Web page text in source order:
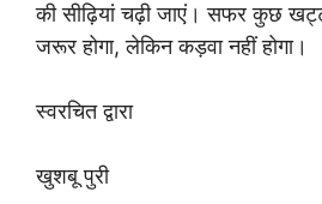
की सीढ़ियां चढ़ी जाएं। सफर कुछ
जरूर होगा, लेकिन कड़वा नहीं होगा।
स्वरचित द्वारा
खुशबू पुरी